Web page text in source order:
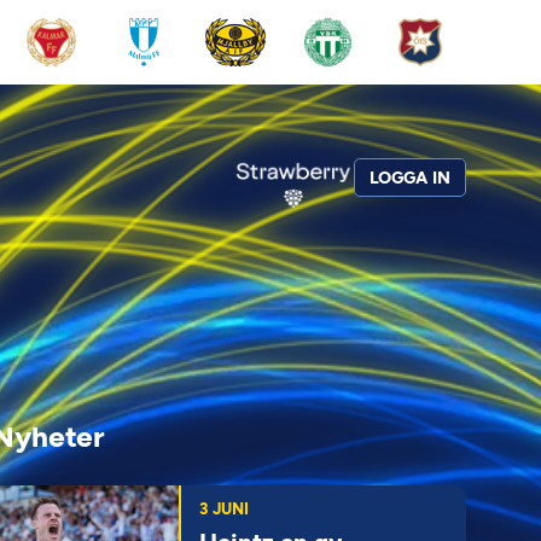
LOGGA IN
3 JUNI